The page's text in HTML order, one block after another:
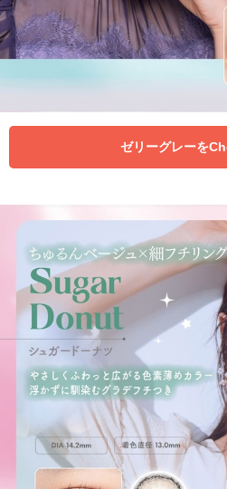
ゼリーグレーを